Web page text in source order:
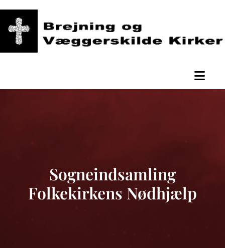
Sogneindsamling
Folkekirkens Nødhjælp